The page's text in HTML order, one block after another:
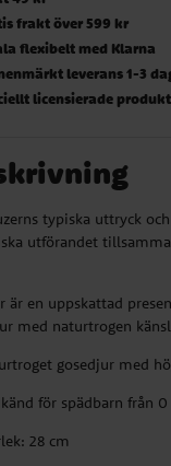
frakt över 599 kr
flexibelt med Klarna
leverans 1-3
licensierade
typiska uttryck
utförandet
är en uppskattad
med naturtrogen
gosedjur med
för spädbarn från
28 cm